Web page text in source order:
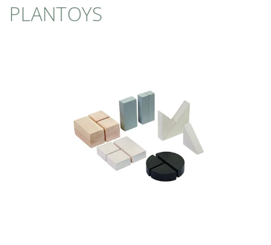
PLANTOYS